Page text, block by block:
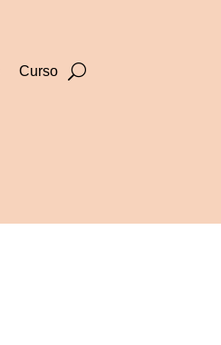
Curso